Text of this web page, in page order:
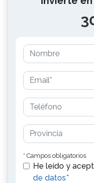
* Campos obligatorios
He leído y
de datos*